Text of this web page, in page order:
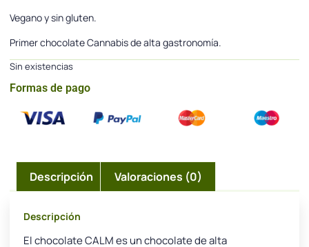
Vegano y sin gluten.
Primer chocolate Cannabis de alta gastronomía.
Sin existencias
Formas de pago
Descripción Valoraciones (0)
Descripción
El chocolate CALM es un chocolate de alta